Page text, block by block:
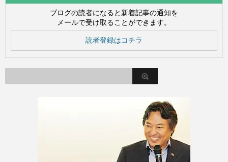
ブログの読者になると新着記事の通知を
メールで受け取ることができます。
読者登録はコチラ